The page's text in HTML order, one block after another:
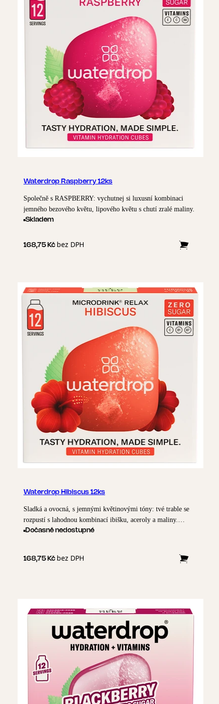
Waterdrop Raspberry 12ks
Společně s RASPBERRY: vychutnej si luxusní kombinaci
jemného bezového květu, lipového květu s chutí zralé maliny.
Skladem
168,75 Kč bez DPH
Waterdrop Hibiscus 12ks
Sladká a ovocná, s jemnými květinovými tóny: tvé trable se
rozpustí s lahodnou kombinací ibišku, aceroly a maliny.
Připrav se na HIBUSCUS, tvé chuťové pohárky zaplesají.
Dočasně nedostupné
168,75 Kč bez DPH